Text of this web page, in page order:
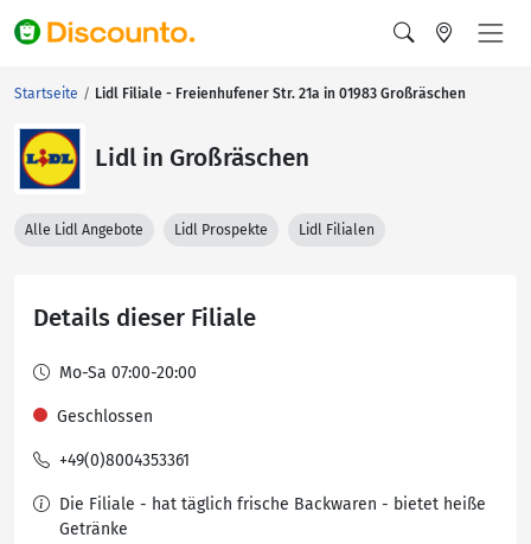
Startseite Lidl Filiale - Freienhufener Str. 21a in 01983 Großräschen
Lidl in Großräschen
Alle Lidl Angebote Lidl Prospekte Lidl Filialen
Details dieser Filiale
Mo-Sa 07:00-20:00
Geschlossen
+49(0)8004353361
Die Filiale - hat täglich frische Backwaren - bietet heiße
Getränke